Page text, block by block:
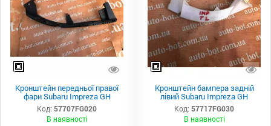
Кронштейн передньої правої
фари Subaru Impreza GH
Код: 57707FG020
В наявності
Кронштейн бампера задній
лівий Subaru Impreza GH
Код: 57717FG030
В наявності